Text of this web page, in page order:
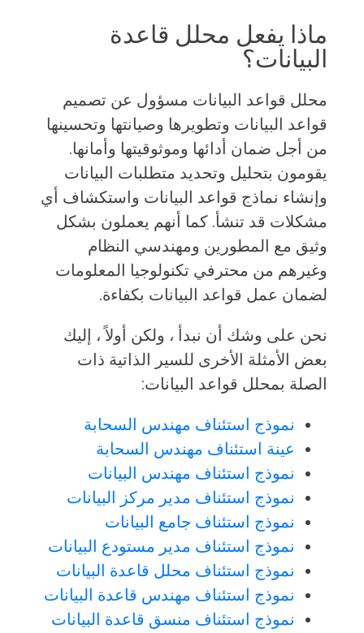
ماذا يفعل محلل قاعدة
البيانات؟
محلل قواعد البيانات مسؤول عن تصميم
قواعد البيانات وتطويرها وصيانتها وتحسينها
من أجل ضمان أدائها وموثوقيتها وأمانها.
يقومون بتحليل وتحديد متطلبات البيانات
وإنشاء نماذج قواعد البيانات واستكشاف أي
مشكلات قد تنشأ. كما أنهم يعملون بشكل
وثيق مع المطورين ومهندسي النظام
وغيرهم من محترفي تكنولوجيا المعلومات
لضمان عمل قواعد البيانات بكفاءة.
نحن على وشك أن نبدأ ، ولكن أولاً ، إليك
بعض الأمثلة الأخرى للسير الذاتية ذات
الصلة بمحلل قواعد البيانات:
نموذج استئناف مهندس السحابة
عينة استئناف مهندس السحابة
نموذج استئناف مهندس البيانات
نموذج استئناف مدير مركز البيانات
نموذج استئناف جامع البيانات
نموذج استئناف مدير مستودع البيانات
نموذج استئناف محلل قاعدة البيانات
نموذج استئناف مهندس قاعدة البيانات
نموذج استئناف منسق قاعدة البيانات